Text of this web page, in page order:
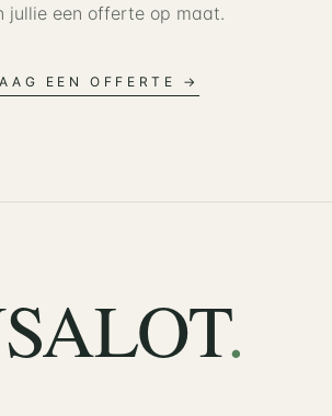
jullie een offerte op maat.
EEN OFFERTE →
.